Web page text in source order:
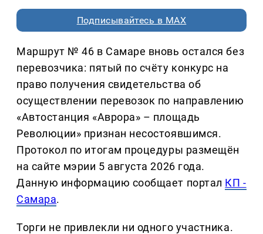
Подписывайтесь в MAX
Маршрут № 46 в Самаре вновь остался без
перевозчика: пятый по счёту конкурс на
право получения свидетельства об
осуществлении перевозок по направлению
«Автостанция «Аврора» – площадь
Революции» признан несостоявшимся.
Протокол по итогам процедуры размещён
на сайте мэрии 5 августа 2026 года.
Данную информацию сообщает портал КП -
Самара.
Торги не привлекли ни одного участника.